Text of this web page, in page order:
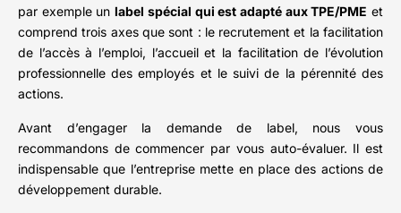
par exemple unlabel spécial qui est adapté aux TPE/PME et
comprend trois axes que sont : le recrutement et la facilitation
de l’accès à l’emploi, l’accueil et la facilitation de l’évolution
professionnelle des employés et le suivi de la pérennité des
actions.
Avant d’engager la demande de label, nous vous
recommandons de commencer par vous auto-évaluer. Il est
indispensable que l’entreprise mette en place des actions de
développement durable.